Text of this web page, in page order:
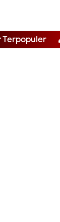
Terpopuler